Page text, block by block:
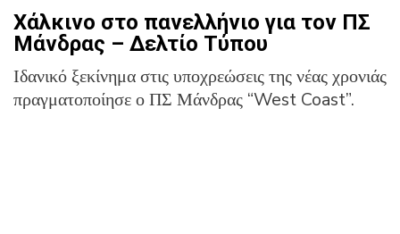
Χάλκινο στο πανελλήνιο για τον ΠΣ
Μάνδρας – Δελτίο Τύπου
Ιδανικό ξεκίνημα στις υποχρεώσεις της νέας χρονιάς
πραγματοποίησε ο ΠΣ Μάνδρας “West Coast”.